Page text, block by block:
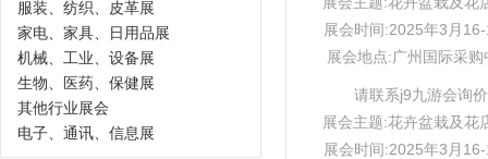
展会时间:2025年3月
展会地点:广州国际采购
请联系j9九游会询价
展会主题:花卉盆栽及花
展会时间:2025年3月
服装、纺织、皮革展
家电、家具、日用品展
机械、工业、设备展
生物、医药、保健展
其他行业展会
电子、通讯、信息展